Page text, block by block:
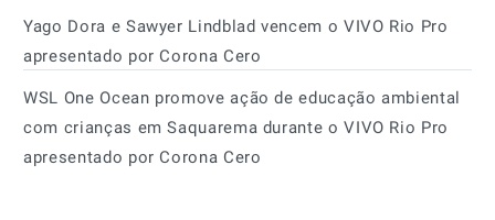
Yago Dora e Sawyer Lindblad vencem o VIVO Rio Pro
apresentado por Corona Cero
WSL One Ocean promove ação de educação ambiental
com crianças em Saquarema durante o VIVO Rio Pro
apresentado por Corona Cero